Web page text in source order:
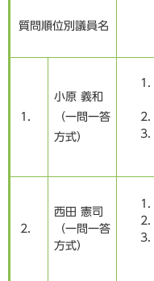
質問順位別議員名
1．
小原 義和
（一問一答
方式）
2．
西田 憲司
（一問一答
方式）